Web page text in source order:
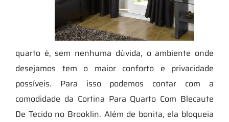
quarto é, sem nenhuma dúvida, o ambiente onde
desejamos tem o maior conforto e privacidade
possíveis. Para isso podemos contar com a
comodidade da Cortina Para Quarto Com Blecaute
De Tecido no Brooklin. Além de bonita, ela bloqueia